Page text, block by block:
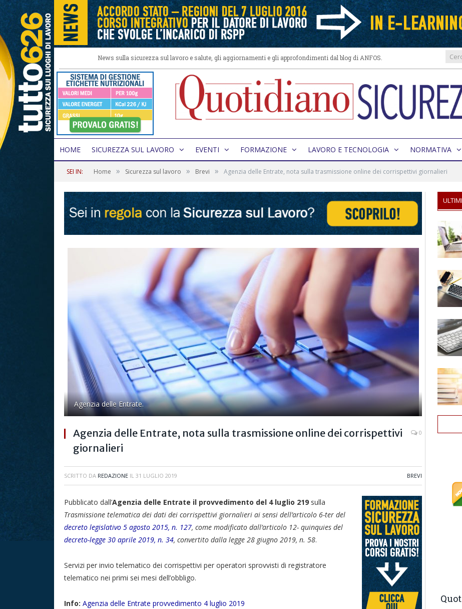
News sulla sicurezza sul lavoro e salute, gli aggiornamenti e gli approfondimenti dal blog di ANFOS.
HOME SICUREZZA SUL LAVORO EVENTI FORMAZIONE LAVORO E TECNOLOGIA NORMATIVA
SEI IN: Home » Sicurezza sul lavoro » Brevi » Agenzia delle Entrate, nota sulla trasmissione online dei corrispettivi giornalieri
Agenzia delle Entrate.
Agenzia delle Entrate, nota sulla trasmissione online dei corrispettivi
giornalieri
0
SCRITTO DA REDAZIONE IL 31 LUGLIO 2019 BREVI
Pubblicato dall’Agenzia delle Entrate il provvedimento del 4 luglio 219 sulla
Trasmissione telematica dei dati dei corrispettivi giornalieri ai sensi dell’articolo 6-ter del
decreto legislativo 5 agosto 2015, n. 127, come modificato dall’articolo 12- quinquies del
decreto-legge 30 aprile 2019, n. 34, convertito dalla legge 28 giugno 2019, n. 58.
Servizi per invio telematico dei corrispettivi per operatori sprovvisti di registratore
telematico nei primi sei mesi dell’obbligo.
Info: Agenzia delle Entrate provvedimento 4 luglio 2019